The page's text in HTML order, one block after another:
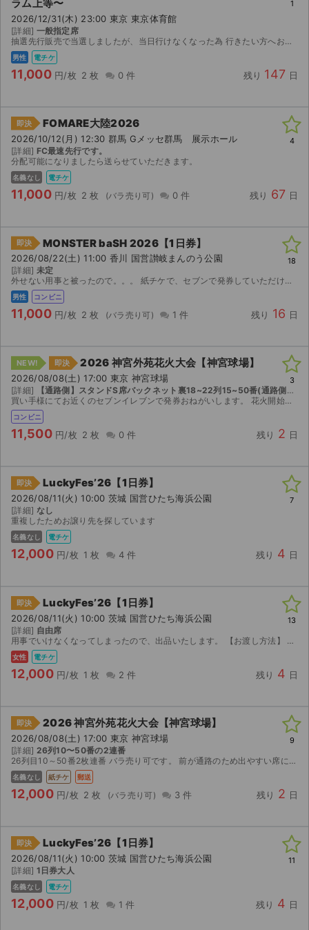
ラム上等〜
2026/12/31(木) 23:00 東京 東京体育館
[詳細] 一般指定席
抽選先行販売で当選しましたが、当日行けなくなった為 行きたい方へお譲りします。電子チケットで7日前に表示されるので、即時発送致します！！
男性 電チケ
11,000 円/枚 2 枚 0 件 残り 147 日
1
即決 FOMARE大陸2026
2026/10/12(月) 12:30 群馬 Gメッセ群馬 展示ホール
[詳細] FC最速先行です。
分配可能になりましたら送らせていただきます。
名義なし 電チケ
11,000 円/枚 2 枚 0 件 残り 67 日
4
即決 MONSTER baSH 2026【1日券】
2026/08/22(土) 11:00 香川 国営讃岐まんのう公園
[詳細] 未定
外せない用事と被ったので。。。 紙チケで、セブンで発券していただけたらと。。
男性 コンビニ
11,000 円/枚 2 枚 1 件 残り 16 日
18
NEW! 即決 2026 神宮外苑花火大会【神宮球場】
2026/08/08(土) 17:00 東京 神宮球場
[詳細]
【通路側】スタンドS席バックネット裏18~22列15~50番(通路側含む2枚連番)
買い手様にてお近くのセブンイレブンで発券おねがいします。 花火開始時間（予定）は１９：３０。雨天決行。荒天時は８／９（日）に順延。開場・開演時間は予定のため変更の可能性あり。 開催が中止され...
コンビニ
11,500 円/枚 2 枚 0 件 残り 2 日
3
即決 LuckyFes’26【1日券】
2026/08/11(火) 10:00 茨城 国営ひたち海浜公園
[詳細] なし
重複したためお譲り先を探しています
名義なし 電チケ
12,000 円/枚 1 枚 4 件 残り 4 日
7
即決 LuckyFes’26【1日券】
2026/08/11(火) 10:00 茨城 国営ひたち海浜公園
[詳細] 自由席
用事でいけなくなってしまったので、出品いたします。 【お渡し方法】 電子チケット（イープラス）にて分配いたします。 分配可能日（8/4 15:00〜）取引連絡にてURLをお送りします。 【注...
女性 電チケ
12,000 円/枚 1 枚 2 件 残り 4 日
13
即決 2026 神宮外苑花火大会【神宮球場】
2026/08/08(土) 17:00 東京 神宮球場
[詳細] 26列10〜50番の2連番
26列目10～50番2枚連番 バラ売り可です。 前が通路のため出やすい席になります。 レターパックで発送いたします。 雨天中止の場合はご相談させてください。受取り連絡は当日花火大会が始まった後に...
名義なし 紙チケ 郵送
12,000 円/枚 2 枚 3 件 残り 2 日
9
即決 LuckyFes’26【1日券】
2026/08/11(火) 10:00 茨城 国営ひたち海浜公園
[詳細] 1日券大人
名義なし 電チケ
12,000 円/枚 1 枚 1 件 残り 4 日
11